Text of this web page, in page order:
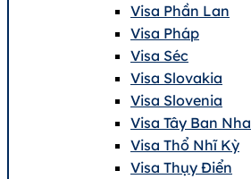
Visa Phần Lan
Visa Pháp
Visa Séc
Visa Slovakia
Visa Slovenia
Visa Tây Ban Nha
Visa Thổ Nhĩ Kỳ
Visa Thụy Điển